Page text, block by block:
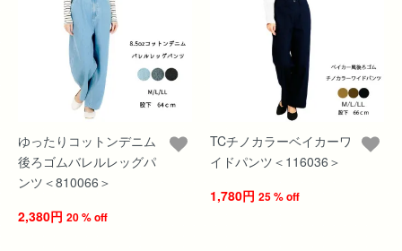
ゆったりコットンデニム
後ろゴムバレルレッグパ
ンツ＜810066＞
2,380円 20 % off
TCチノカラーベイカーワ
イドパンツ＜116036＞
1,780円 25 % off